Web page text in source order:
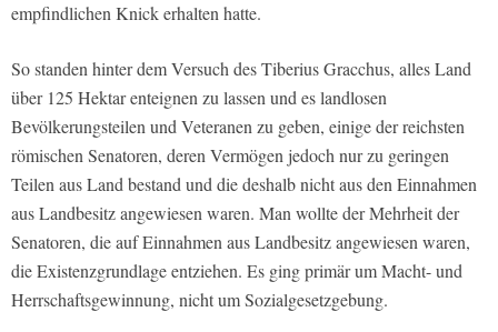
empfind­lichen Knick erhalten hatte.
So standen hinter dem Versuch des Tiberius Gracchus, alles Land
über 125 Hektar ent­eignen zu lassen und es landlosen
Bevölkerungsteilen und Veteranen zu geben, einige der reichsten
römischen Senatoren, deren Vermögen jedoch nur zu geringen
Teilen aus Land bestand und die deshalb nicht aus den Einnahmen
aus Landbesitz angewiesen wa­ren. Man wollte der Mehrheit der
Senatoren, die auf Einnahmen aus Landbesitz ange­wiesen waren,
die Existenzgrundlage entziehen. Es ging primär um Macht- und
Herr­schaftsgewinnung, nicht um Sozialgesetzgebung.